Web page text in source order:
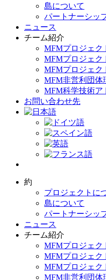
島について
パートナーシッ
ニュース
チーム紹介
MFMプロジェク
MFMプロジェク
MFMプロジェク
MFM非営利団体
MFM科学技術ア
お問い合わせ先
約
プロジェクトに
島について
パートナーシッ
ニュース
チーム紹介
MFMプロジェク
MFMプロジェク
MFMプロジェク
MFM非営利団体